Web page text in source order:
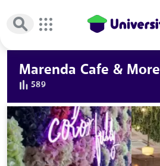
Marenda Cafe & More
589